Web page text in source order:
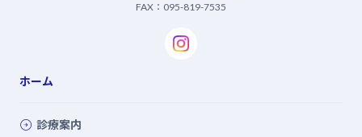
FAX：095-819-7535
ホーム
診療案内